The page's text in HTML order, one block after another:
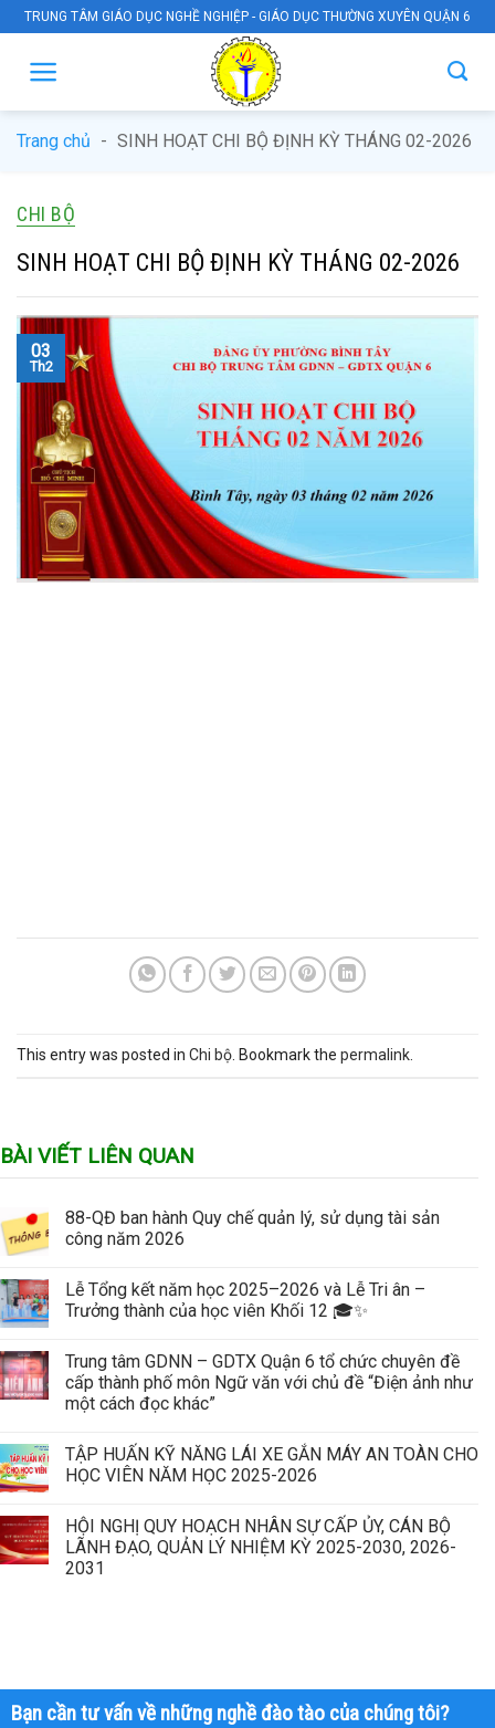
Skip
to
content
TRUNG TÂM GIÁO DỤC NGHỀ NGHIỆP - GIÁO DỤC THƯỜNG XUYÊN QUẬN 6
Trang chủ - SINH HOẠT CHI BỘ ĐỊNH KỲ THÁNG 02-2026
CHI BỘ
SINH HOẠT CHI BỘ ĐỊNH KỲ THÁNG 02-2026
03
Th2
This entry was posted in Chi bộ . Bookmark the permalink
BÀI VIẾT LIÊN QUAN
88-QĐ ban hành Quy chế quản lý, sử dụng tài sản
công năm 2026
Lễ Tổng kết năm học 2025–2026 và Lễ Tri ân –
Trưởng thành của học viên Khối 12 🎓✨
Trung tâm GDNN – GDTX Quận 6 tổ chức chuyên đề
cấp thành phố môn Ngữ văn với chủ đề “Điện ảnh như
một cách đọc khác”
TẬP HUẤN KỸ NĂNG LÁI XE GẮN MÁY AN TOÀN CHO
HỌC VIÊN NĂM HỌC 2025-2026
HỘI NGHỊ QUY HOẠCH NHÂN SỰ CẤP ỦY, CÁN BỘ
LÃNH ĐẠO, QUẢN LÝ NHIỆM KỲ 2025-2030, 2026-
2031
Bạn cần tư vấn về những nghề đào tào của chúng tôi?